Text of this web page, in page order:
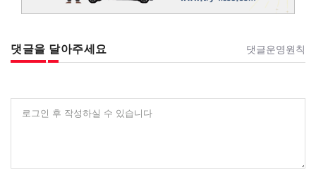
댓글을 달아주세요 댓글운영원칙
로그인 후 작성하실 수 있습니다